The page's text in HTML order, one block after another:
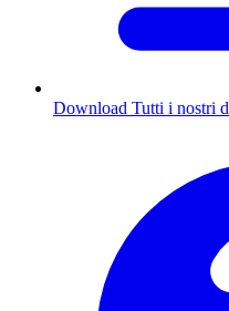
Download Tutti i nostri